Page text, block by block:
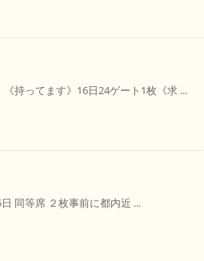
持ってます》16日24ゲート1枚《求 ...
同等席 ２枚事前に都内近 ...